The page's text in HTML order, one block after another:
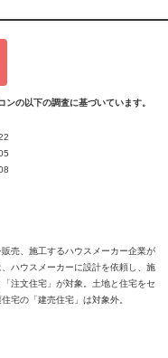
の以下の調査に基づいています。
売、施工するハウスメーカー企業が
ハウスメーカーに設計を依頼し、施
注文住宅」が対象。土地と住宅をセ
宅の「建売住宅」は対象外。